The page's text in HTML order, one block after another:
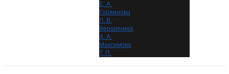
Е. А.
Горяинова
Л. В.
Вершинина
А. А.
Максимова
Т. П.